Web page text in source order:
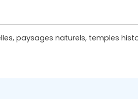
paysages naturels, temples